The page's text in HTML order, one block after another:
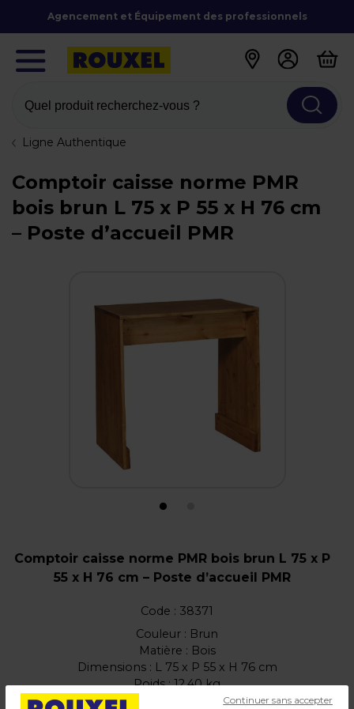
Agencement et Équipement des professionnels
Quel produit recherchez-vous ?
Ligne Authentique
Comptoir caisse norme PMR
bois brun L 75 x P 55 x H 76 cm
– Poste d’accueil PMR
Comptoir caisse norme PMR bois brun L 75 x P
55 x H 76 cm – Poste d’accueil PMR
Code : 38371
Couleur : Brun
Matière : Bois
Dimensions : L 75 x P 55 x H 76 cm
Poids : 12,40 kg
Continuer sans accepter